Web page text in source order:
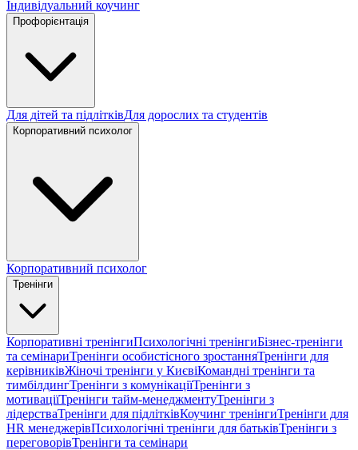
Індивідуальний коучинг
Профорієнтація
Для дітей та підлітківДля дорослих та студентів
Корпоративний психолог
Корпоративний психолог
Тренінги
Корпоративні тренінгиПсихологічні тренінгиБізнес-тренінги
та семінариТренінги особистісного зростанняТренінги для
керівниківЖіночі тренінги у КиєвіКомандні тренінги та
тимбілдингТренінги з комунікаціїТренінги з
мотиваціїТренінги тайм-менеджментуТренінги з
лідерстваТренінги для підлітківКоучинг тренінгиТренінги для
HR менеджерівПсихологічні тренінги для батьківТренінги з
переговорівТренінги та семінари